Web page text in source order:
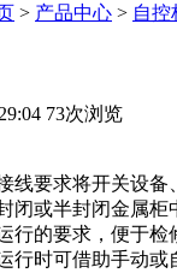
> 产品中心 > 自控
73次浏览
线要求将开关设备
闭或半封闭金属柜
行的要求，便于检
行时可借助手动或